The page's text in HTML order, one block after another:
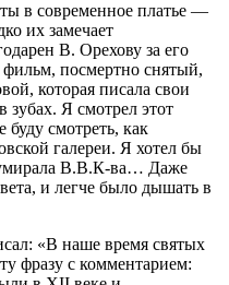
в современное платье —
их замечает
В. Орехову за его
посмертно снятый,
которая писала свои
зубах. Я смотрел этот
смотреть, как
галереи. Я хотел бы
умирала В.В.К-ва… Даже
и легче было дышать в
«В наше время святых
фразу с комментарием: